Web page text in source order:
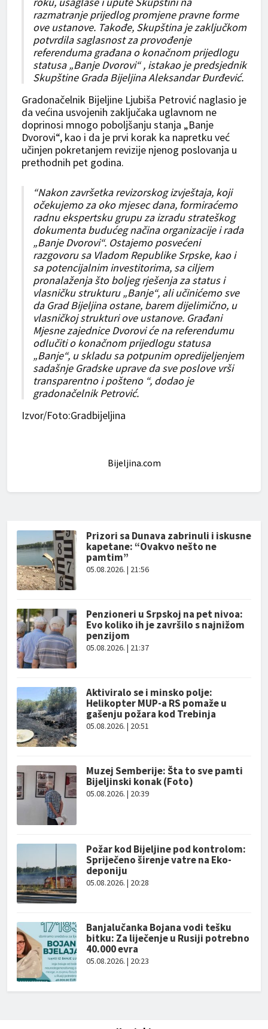
razmatranje prijedlog promjene pravne forme
ove ustanove. Takođe, Skupština je zaključkom
potvrdila saglasnost za provođenje
referenduma građana o konačnom prijedlogu
statusa „Banje Dvorovi“ , istakao je predsjednik
Skupštine Grada Bijeljina Aleksandar Đurđević.
Gradonačelnik Bijeljine Ljubiša Petrović naglasio je
da većina usvojenih zaključaka uglavnom ne
doprinosi mnogo poboljšanju stanja „Banje
Dvorovi“, kao i da je prvi korak ka napretku već
učinjen pokretanjem revizije njenog poslovanja u
prethodnih pet godina.
“Nakon završetka revizorskog izvještaja, koji
očekujemo za oko mjesec dana, formiraćemo
radnu ekspertsku grupu za izradu strateškog
dokumenta budućeg načina organizacije i rada
„Banje Dvorovi“. Ostajemo posvećeni
razgovoru sa Vladom Republike Srpske, kao i
sa potencijalnim investitorima, sa ciljem
pronalaženja što boljeg rješenja za status i
vlasničku strukturu „Banje“, ali učinićemo sve
da Grad Bijeljina ostane, barem dijelimično, u
vlasničkoj strukturi ove ustanove. Građani
Mjesne zajednice Dvorovi će na referendumu
odlučiti o konačnom prijedlogu statusa
„Banje“, u skladu sa potpunim opredijeljenjem
sadašnje Gradske uprave da sve poslove vrši
transparentno i pošteno “, dodao je
gradonačelnik Petrović.
Izvor/Foto:Gradbijeljina
Bijeljina.com
Prizori sa Dunava zabrinuli i iskusne
kapetane: “Ovakvo nešto ne
pamtim”
05.08.2026. | 21:56
Penzioneri u Srpskoj na pet nivoa:
Evo koliko ih je završilo s najnižom
penzijom
05.08.2026. | 21:37
Aktiviralo se i minsko polje:
Helikopter MUP-a RS pomaže u
gašenju požara kod Trebinja
05.08.2026. | 20:51
Muzej Semberije: Šta to sve pamti
Bijeljinski konak (Foto)
05.08.2026. | 20:39
Požar kod Bijeljine pod kontrolom:
Spriječeno širenje vatre na Eko-
deponiju
05.08.2026. | 20:28
Banjalučanka Bojana vodi tešku
bitku: Za liječenje u Rusiji potrebno
40.000 evra
05.08.2026. | 20:23